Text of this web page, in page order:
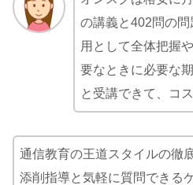
の講義と402問の
用として全体把握
要なときに必要な
と受講できて、コ
通信教育の王道スタイルの徹
添削指導と気軽に質問できる